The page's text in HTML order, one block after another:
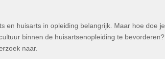
en huisarts in opleiding belangrijk. Maar hoe doe je
binnen de huisartsenopleiding te bevorderen?
naar.